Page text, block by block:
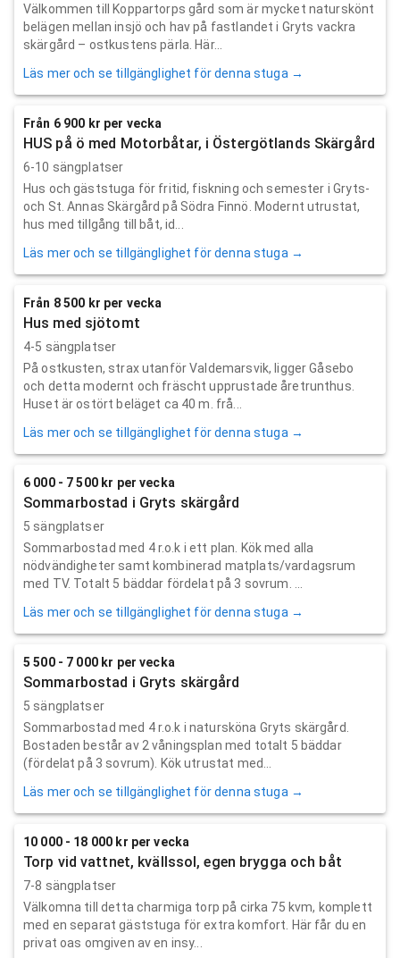
Välkommen till Koppartorps gård som är mycket naturskönt
belägen mellan insjö och hav på fastlandet i Gryts vackra
skärgård – ostkustens pärla. Här...
Läs mer och se tillgänglighet för denna stuga →
Från 6 900 kr per vecka
HUS på ö med Motorbåtar, i Östergötlands Skärgård
6-10 sängplatser
Hus och gäststuga för fritid, fiskning och semester i Gryts-
och St. Annas Skärgård på Södra Finnö. Modernt utrustat,
hus med tillgång till båt, id...
Läs mer och se tillgänglighet för denna stuga →
Från 8 500 kr per vecka
Hus med sjötomt
4-5 sängplatser
På ostkusten, strax utanför Valdemarsvik, ligger Gåsebo
och detta modernt och fräscht upprustade åretrunthus.
Huset är ostört beläget ca 40 m. frå...
Läs mer och se tillgänglighet för denna stuga →
6 000 - 7 500 kr per vecka
Sommarbostad i Gryts skärgård
5 sängplatser
Sommarbostad med 4 r.o.k i ett plan. Kök med alla
nödvändigheter samt kombinerad matplats/vardagsrum
med TV. Totalt 5 bäddar fördelat på 3 sovrum. ...
Läs mer och se tillgänglighet för denna stuga →
5 500 - 7 000 kr per vecka
Sommarbostad i Gryts skärgård
5 sängplatser
Sommarbostad med 4 r.o.k i natursköna Gryts skärgård.
Bostaden består av 2 våningsplan med totalt 5 bäddar
(fördelat på 3 sovrum). Kök utrustat med...
Läs mer och se tillgänglighet för denna stuga →
10 000 - 18 000 kr per vecka
Torp vid vattnet, kvällssol, egen brygga och båt
7-8 sängplatser
Välkomna till detta charmiga torp på cirka 75 kvm, komplett
med en separat gäststuga för extra komfort. Här får du en
privat oas omgiven av en insy...